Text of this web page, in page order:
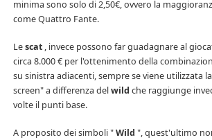
minima sono solo di 2,50€, ovvero la
come Quattro Fante.
Lescat , invece possono far guadagnare al
circa 8.000 € per l'ottenimento della
su sinistra adiacenti, sempre se viene utilizzata
screen" a differenza delwild che raggiunge
volte il punti base.
A proposito dei simboli "Wild ", quest'ultimo